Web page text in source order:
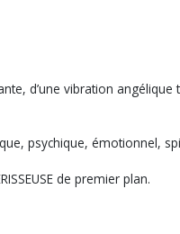
d’une vibration
psychique, émotionnel,
de premier plan.